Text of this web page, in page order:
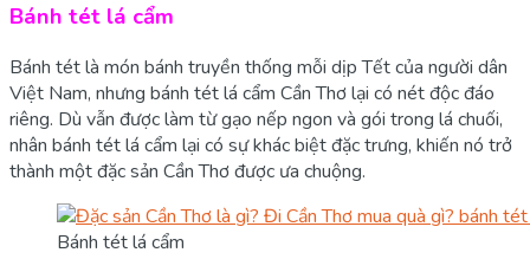
Bánh tét lá cẩm
Bánh tét là món bánh truyền thống mỗi dịp Tết của người dân
Việt Nam, nhưng bánh tét lá cẩm Cần Thơ lại có nét độc đáo
riêng. Dù vẫn được làm từ gạo nếp ngon và gói trong lá chuối,
nhân bánh tét lá cẩm lại có sự khác biệt đặc trưng, khiến nó trở
thành một đặc sản Cần Thơ được ưa chuộng.
Bánh tét lá cẩm